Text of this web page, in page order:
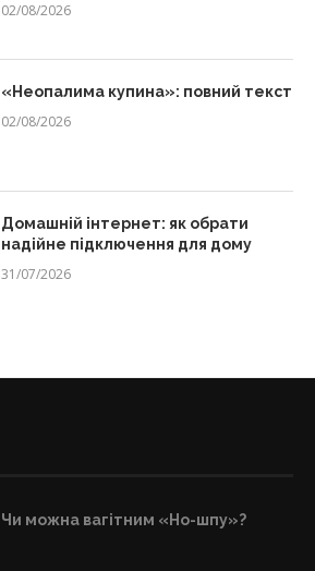
02/08/2026
«Неопалима купина»: повний текст
02/08/2026
Домашній інтернет: як обрати
надійне підключення для дому
31/07/2026
Чи можна вагітним «Но-шпу»?